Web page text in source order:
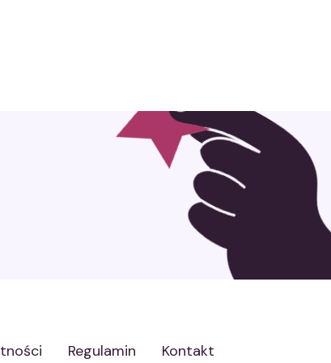
Regulamin Kontakt